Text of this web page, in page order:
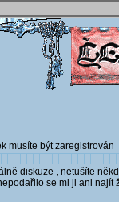
musíte být
diskuze , netušíte
se mi ji ani najít